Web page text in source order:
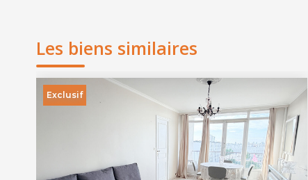
Les biens similaires
Exclusif